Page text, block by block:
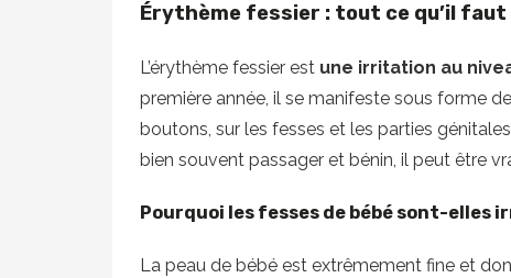
Érythème fessier : tout ce qu’il faut
L’érythème fessier est une irritation au
première année, il se manifeste sous forme de
boutons, sur les fesses et les parties
bien souvent passager et bénin, il peut être
Pourquoi les fesses de bébé sont-elles
La peau de bébé est extrêmement fine et